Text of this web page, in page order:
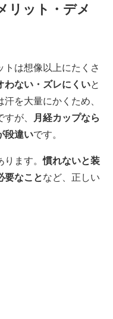
リット・デメ
は想像以上にたくさ
わない・ズレにくいと
を大量にかくため、
が、
月経カップなら
段違いです。
ります。慣れないと装
要なことなど、正しい